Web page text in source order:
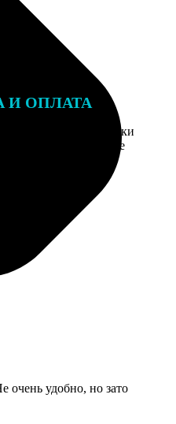
И ОПЛАТА
способ доставки
есть промокод, введите
очень удобно, но зато